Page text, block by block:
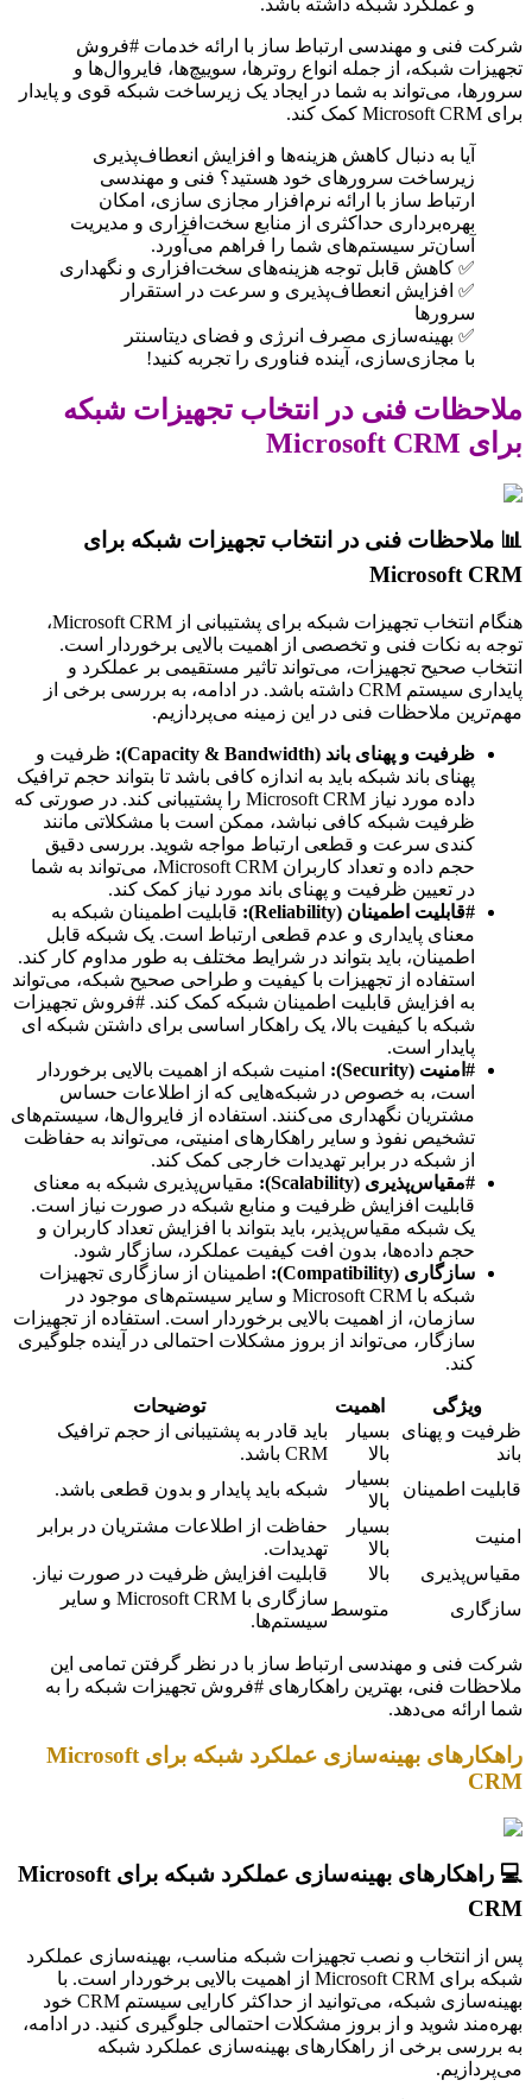
و عملکرد شبکه داشته باشد.
شرکت فنی و مهندسی ارتباط ساز با ارائه خدمات #فروش
تجهیزات شبکه، از جمله انواع روترها، سوییچ‌ها، فایروال‌ها و
سرورها، می‌تواند به شما در ایجاد یک زیرساخت شبکه قوی و پایدار
برای Microsoft CRM کمک کند.
آیا به دنبال کاهش هزینه‌ها و افزایش انعطاف‌پذیری
زیرساخت سرورهای خود هستید؟ فنی و مهندسی
ارتباط ساز با ارائه نرم‌افزار مجازی سازی، امکان
بهره‌برداری حداکثری از منابع سخت‌افزاری و مدیریت
آسان‌تر سیستم‌های شما را فراهم می‌آورد.
✅ کاهش قابل توجه هزینه‌های سخت‌افزاری و نگهداری
✅ افزایش انعطاف‌پذیری و سرعت در استقرار
سرورها
✅ بهینه‌سازی مصرف انرژی و فضای دیتاسنتر
با مجازی‌سازی، آینده فناوری را تجربه کنید!
ملاحظات فنی در انتخاب تجهیزات شبکه
برای Microsoft CRM
📊 ملاحظات فنی در انتخاب تجهیزات شبکه برای
Microsoft CRM
هنگام انتخاب تجهیزات شبکه برای پشتیبانی از Microsoft CRM،
توجه به نکات فنی و تخصصی از اهمیت بالایی برخوردار است.
انتخاب صحیح تجهیزات، می‌تواند تاثیر مستقیمی بر عملکرد و
پایداری سیستم CRM داشته باشد. در ادامه، به بررسی برخی از
مهم‌ترین ملاحظات فنی در این زمینه می‌پردازیم.
ظرفیت و پهنای باند (Capacity & Bandwidth):
ظرفیت و
پهنای باند شبکه باید به اندازه کافی باشد تا بتواند حجم ترافیک
داده مورد نیاز Microsoft CRM را پشتیبانی کند. در صورتی که
ظرفیت شبکه کافی نباشد، ممکن است با مشکلاتی مانند
کندی سرعت و قطعی ارتباط مواجه شوید. بررسی دقیق
حجم داده و تعداد کاربران Microsoft CRM، می‌تواند به شما
در تعیین ظرفیت و پهنای باند مورد نیاز کمک کند.
#قابلیت اطمینان (Reliability):
قابلیت اطمینان شبکه به
معنای پایداری و عدم قطعی ارتباط است. یک شبکه قابل
اطمینان، باید بتواند در شرایط مختلف به طور مداوم کار کند.
استفاده از تجهیزات با کیفیت و طراحی صحیح شبکه، می‌تواند
به افزایش قابلیت اطمینان شبکه کمک کند. #فروش تجهیزات
شبکه با کیفیت بالا، یک راهکار اساسی برای داشتن شبکه ای
پایدار است.
#امنیت (Security):
امنیت شبکه از اهمیت بالایی برخوردار
است، به خصوص در شبکه‌هایی که از اطلاعات حساس
مشتریان نگهداری می‌کنند. استفاده از فایروال‌ها، سیستم‌های
تشخیص نفوذ و سایر راهکارهای امنیتی، می‌تواند به حفاظت
از شبکه در برابر تهدیدات خارجی کمک کند.
#مقیاس‌پذیری (Scalability):
مقیاس‌پذیری شبکه به معنای
قابلیت افزایش ظرفیت و منابع شبکه در صورت نیاز است.
یک شبکه مقیاس‌پذیر، باید بتواند با افزایش تعداد کاربران و
حجم داده‌ها، بدون افت کیفیت عملکرد، سازگار شود.
سازگاری (Compatibility):
اطمینان از سازگاری تجهیزات
شبکه با Microsoft CRM و سایر سیستم‌های موجود در
سازمان، از اهمیت بالایی برخوردار است. استفاده از تجهیزات
سازگار، می‌تواند از بروز مشکلات احتمالی در آینده جلوگیری
کند.
ویژگی اهمیت
توضیحات
ظرفیت و پهنای
باند
بسیار
بالا
باید قادر به پشتیبانی از حجم ترافیک
CRM باشد.
قابلیت اطمینان
بسیار
بالا
شبکه باید پایدار و بدون قطعی باشد.
امنیت
بسیار
بالا
حفاظت از اطلاعات مشتریان در برابر
تهدیدات.
مقیاس‌پذیری
بالا
قابلیت افزایش ظرفیت در صورت نیاز.
سازگاری
متوسط
سازگاری با Microsoft CRM و سایر
سیستم‌ها.
شرکت فنی و مهندسی ارتباط ساز با در نظر گرفتن تمامی این
ملاحظات فنی، بهترین راهکارهای #فروش تجهیزات شبکه را به
شما ارائه می‌دهد.
راهکارهای بهینه‌سازی عملکرد شبکه برای Microsoft
CRM
💻 راهکارهای بهینه‌سازی عملکرد شبکه برای Microsoft
CRM
پس از انتخاب و نصب تجهیزات شبکه مناسب، بهینه‌سازی عملکرد
شبکه برای Microsoft CRM از اهمیت بالایی برخوردار است. با
بهینه‌سازی شبکه، می‌توانید از حداکثر کارایی سیستم CRM خود
بهره‌مند شوید و از بروز مشکلات احتمالی جلوگیری کنید. در ادامه،
به بررسی برخی از راهکارهای بهینه‌سازی عملکرد شبکه
می‌پردازیم.